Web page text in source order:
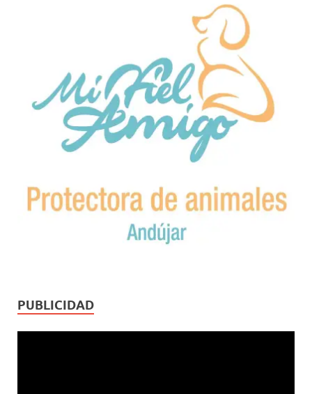
PUBLICIDAD